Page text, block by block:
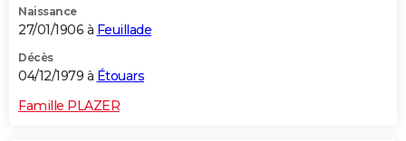
Naissance
27/01/1906 à Feuillade
Décès
04/12/1979 à Étouars
Famille PLAZER